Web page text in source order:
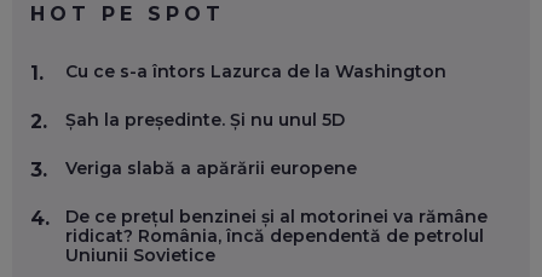
FOLOSEȘTI TEHNOLOGIA CA SĂ FII MAI BUN LA JOB. ȘI CUM
EP. 58
MARIUS PAȘCULEA, COFONDATOR AL KULTH: CUM
CĂTRE ARTĂ, LA NIVEL GLOBAL
EP. 57
HOT PE SPOT
1. Cu ce s-a întors Lazurca de la Washington
2. Șah la președinte. Și nu unul 5D
3. Veriga slabă a apărării europene
4.
De ce prețul benzinei și al motorinei va rămâne
ridicat? România, încă dependentă de petrolul
Uniunii Sovietice